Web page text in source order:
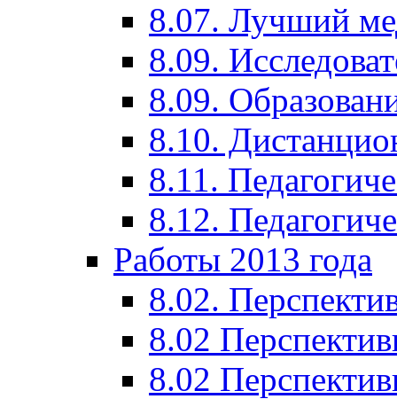
8.07. Лучший
8.09.
8.09.
8.10.
8.11.
8.12.
Работы 2013 года
8.02.
8.02
8.02